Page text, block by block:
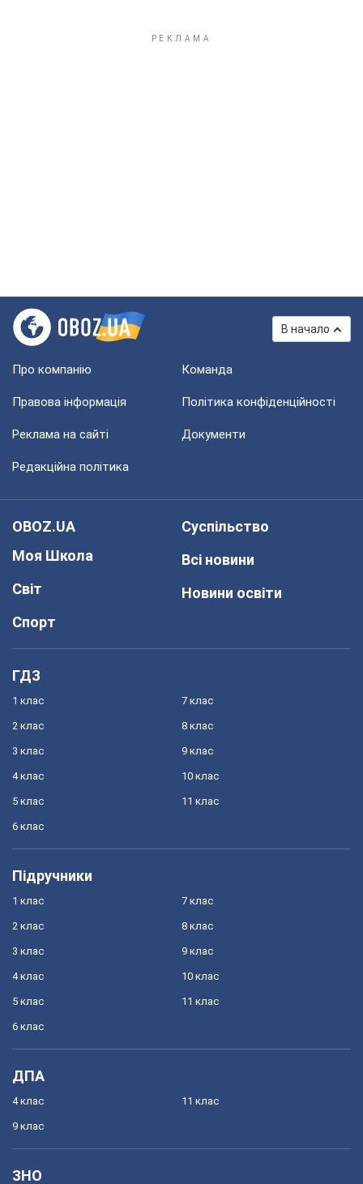
В начало
Про компанію Команда
Правова інформація Політика конфіденційності
Реклама на сайті Документи
Редакційна політика
OBOZ.UA
Моя Школа
Світ
Спорт
Суспільство
Всі новини
Новини освіти
ГДЗ
1 клас
2 клас
3 клас
4 клас
5 клас
6 клас
7 клас
8 клас
9 клас
10 клас
11 клас
Підручники
1 клас
2 клас
3 клас
4 клас
5 клас
6 клас
7 клас
8 клас
9 клас
10 клас
11 клас
ДПА
4 клас
9 клас
11 клас
ЗНО